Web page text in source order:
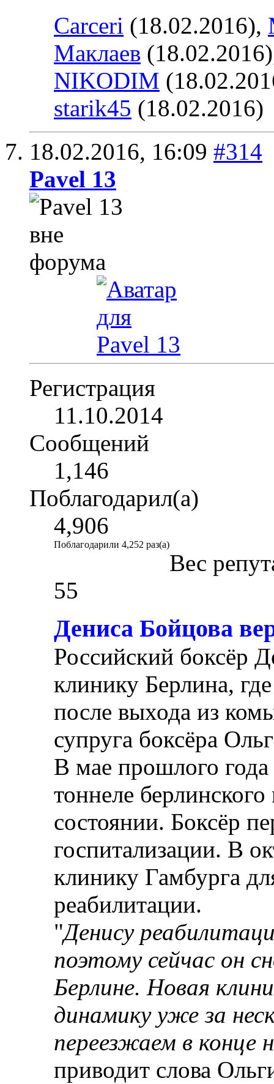
Carceri (18.02.2016),
Маклаев
NIKODIM
starik45 (18.02.2016)
18.02.2016, 16:09 #314
Pavel 13
Регистрация
11.10.2014
Сообщений
1,146
Поблагодарил(а)
4,906
Поблагодарили 4,252 раз(а)
Вес
55
Дениса Бойцова
Российский боксёр
клинику Берлина,
после выхода из
супруга боксёра
В мае прошлого
тоннеле
состоянии. Боксёр
госпитализации. В
клинику Гамбурга
реабилитации.
"Денису
поэтому сейчас он
Берлине. Новая
динамику уже за
переезжаем в конце
приводит слова